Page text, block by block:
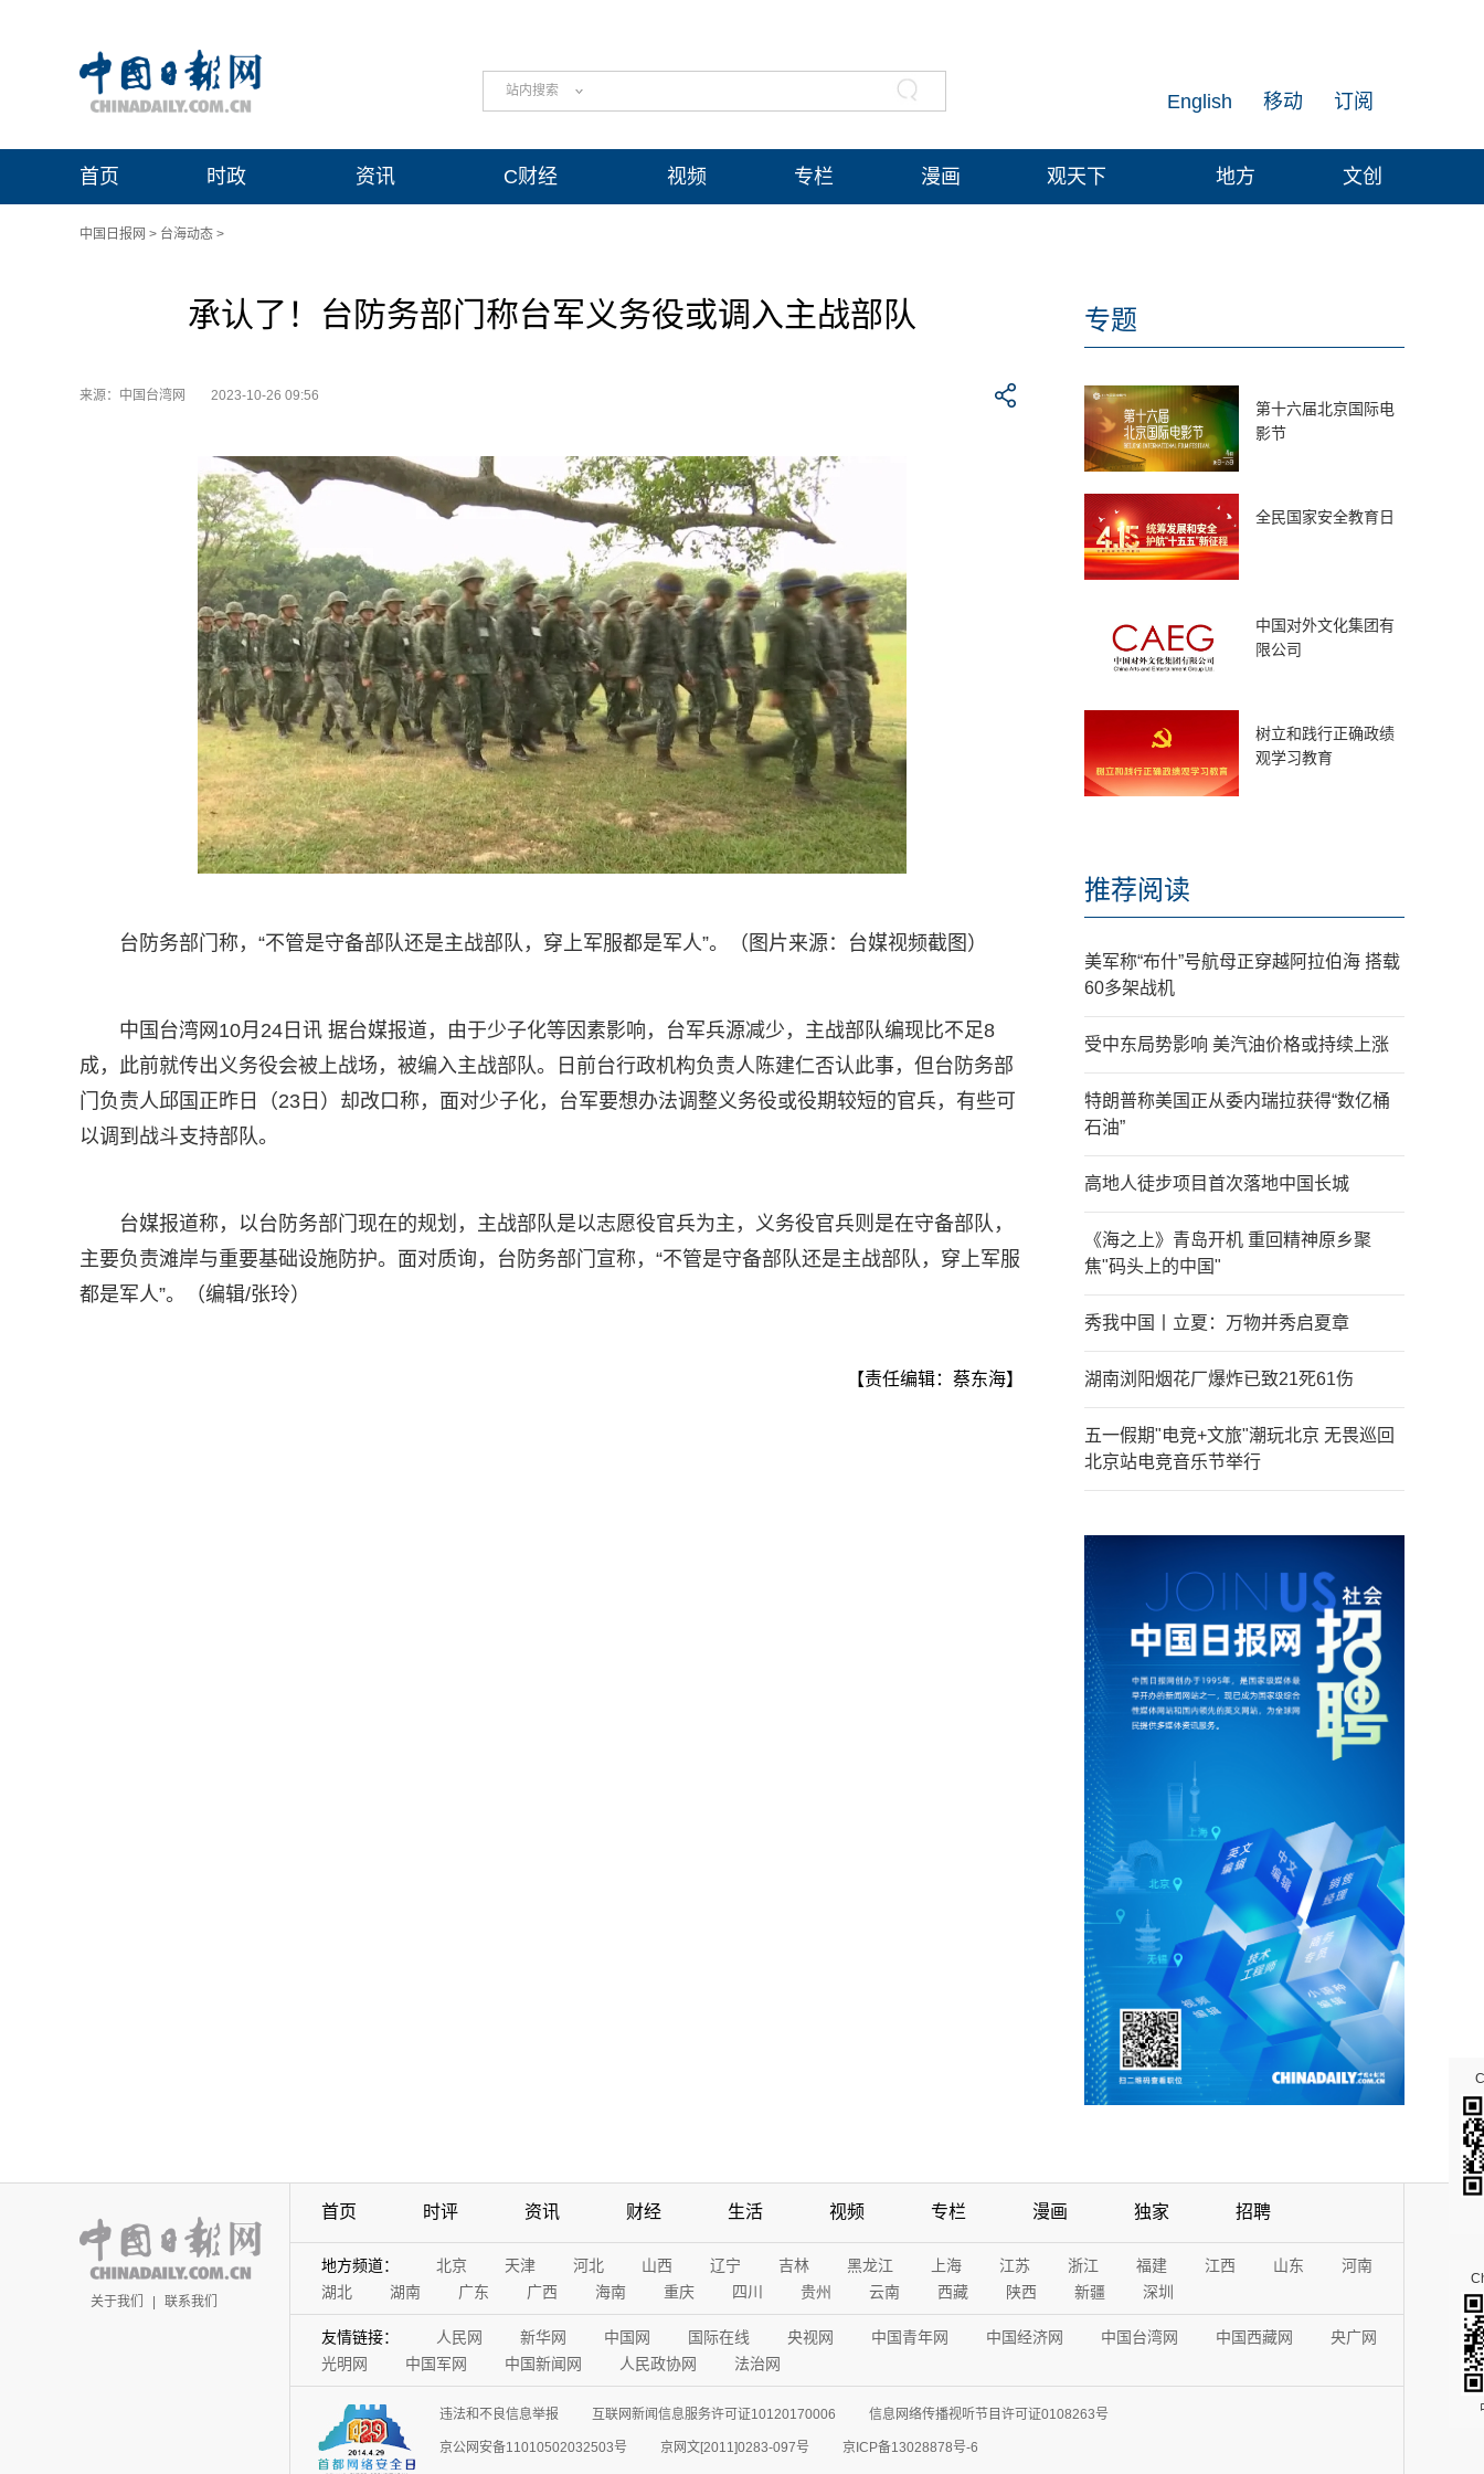
站内搜索 订阅
移动
English
首页 时政 资讯 C财经 视频 专栏 漫画 观天下 地方 文创
中国日报网 > 台海动态 >
承认了！台防务部门称台军义务役或调入主战部队
来源：中国台湾网 2023-10-26 09:56
台防务部门称，“不管是守备部队还是主战部队，穿上军服都是军人”。（图片来源：台媒视频截图）
中国台湾网10月24日讯 据台媒报道，由于少子化等因素影响，台军兵源减少，主战部队编现比不足8
成，此前就传出义务役会被上战场，被编入主战部队。日前台行政机构负责人陈建仁否认此事，但台防务部
门负责人邱国正昨日（23日）却改口称，面对少子化，台军要想办法调整义务役或役期较短的官兵，有些可
以调到战斗支持部队。
台媒报道称，以台防务部门现在的规划，主战部队是以志愿役官兵为主，义务役官兵则是在守备部队，
主要负责滩岸与重要基础设施防护。面对质询，台防务部门宣称，“不管是守备部队还是主战部队，穿上军服
都是军人”。（编辑/张玲）
【责任编辑：蔡东海】
专题
第十六届北京国际电
影节
全民国家安全教育日
中国对外文化集团有
限公司
树立和践行正确政绩
观学习教育
推荐阅读
美军称“布什”号航母正穿越阿拉伯海 搭载
60多架战机
受中东局势影响 美汽油价格或持续上涨
特朗普称美国正从委内瑞拉获得“数亿桶
石油”
高地人徒步项目首次落地中国长城
《海之上》青岛开机 重回精神原乡聚
焦"码头上的中国"
秀我中国丨立夏：万物并秀启夏章
湖南浏阳烟花厂爆炸已致21死61伤
五一假期"电竞+文旅"潮玩北京 无畏巡回
北京站电竞音乐节举行
关于我们 | 联系我们
首页 时评 资讯 财经 生活 视频 专栏 漫画 独家 招聘
地方频道： 北京 天津 河北 山西 辽宁 吉林 黑龙江 上海 江苏 浙江 福建 江西 山东
河南
湖北
湖南 广东 广西 海南 重庆 四川 贵州 云南 西藏 陕西 新疆 深圳
友情链接： 人民网 新华网 中国网 国际在线 央视网 中国青年网 中国经济网 中国台湾网 中国西藏网
央广网
光明网
中国军网 中国新闻网 人民政协网 法治网
违法和不良信息举报 互联网新闻信息服务许可证10120170006 信息网络传播视听节目许可证0108263号
京公网安备11010502032503号 京网文[2011]0283-097号 京ICP备13028878号-6